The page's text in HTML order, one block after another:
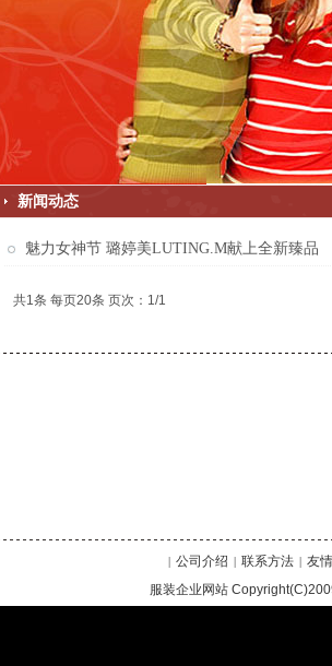
新闻动态
魅力女神节 璐婷美LUTING.M献上全新臻品
共1条 每页20条 页次：1/1
| 公司介绍 | 联系方法 | 友
服装企业网站